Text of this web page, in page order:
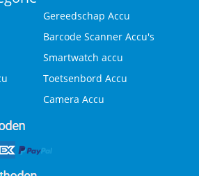
Gereedschap Accu
Barcode Scanner Accu's
Smartwatch accu
Toetsenbord Accu
Camera Accu